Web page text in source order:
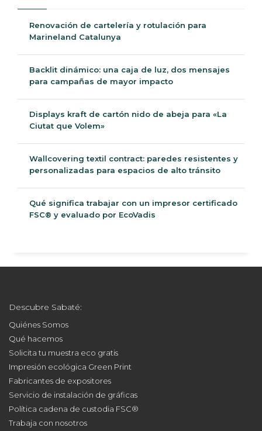
Renovación de cartelería y rotulación para
Marineland Catalunya
Backlit dinámico: una caja de luz, dos mensajes
para campañas de mayor impacto
Displays kraft de cartón nido de abeja para «La
Ciutat que Volem»
Wallcovering textil contract: paredes resistentes y
personalizadas para espacios de alto tránsito
Qué significa trabajar con un impresor certificado
FSC® y evaluado por EcoVadis
Descubre Sabaté:
Quiénes Somos
Qué hacemos
Solicita tu muestra eco gratis
Impresión ecológica Green Print
Fabricantes de expositores
Servicio de instalación de gráficas
Política cadena de custodia FSC®
Trabaja con nosotros